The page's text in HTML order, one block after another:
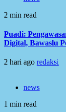
2 min read
Puadi:
Digital, Bawaslu
2 hari ago redaksi
news
1 min read